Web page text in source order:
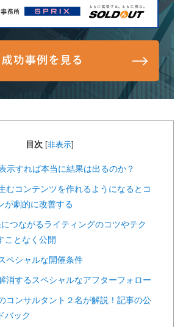
目次 非表示]
示すれば本当に結果は出るのか？
むコンテンツを作れるようになるとコ
が劇的に改善する
つながるライティングのコツやテク
ことなく公開
ペシャルな開催条件
消するスペシャルなアフターフォロー
コンサルタント２名が解説！記事の公
バック